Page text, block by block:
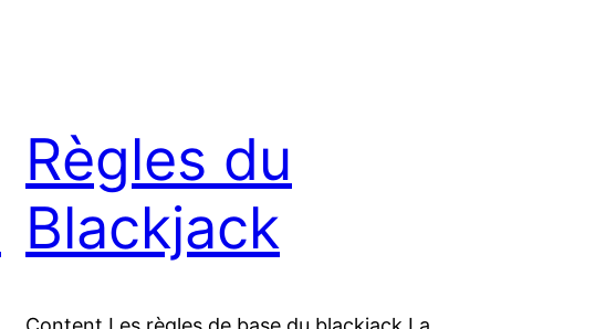
Règles du
Blackjack